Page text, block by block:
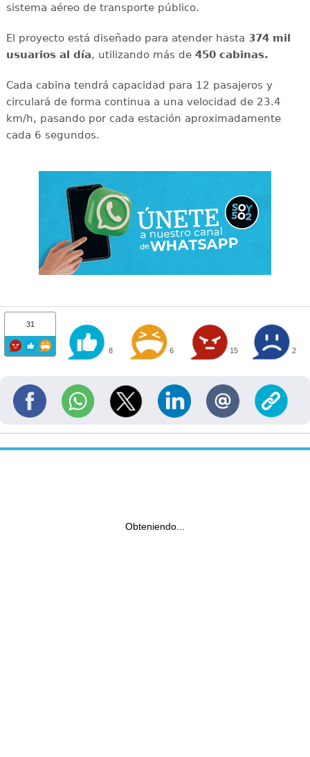
sistema aéreo de transporte público.
El proyecto está diseñado para atender hasta 374 mil
usuarios al día, utilizando más de 450 cabinas.
Cada cabina tendrá capacidad para 12 pasajeros y
circulará de forma continua a una velocidad de 23.4
km/h, pasando por cada estación aproximadamente
cada 6 segundos.
31
8 6 15 2
Obteniendo...